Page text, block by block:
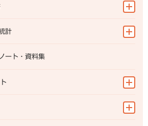
計
ート・資料集